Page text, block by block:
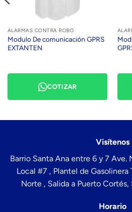
ALARMAS CONTRA ROBO
Modulo De comunicación GPRS
EXTANTEN
COTIZAR
Visítenos
Barrio Santa Ana entre 6 y 7 Ave.
Local #7 , Plantel de Gasolinera
Norte , Salida a Puerto Cortés,
Horario